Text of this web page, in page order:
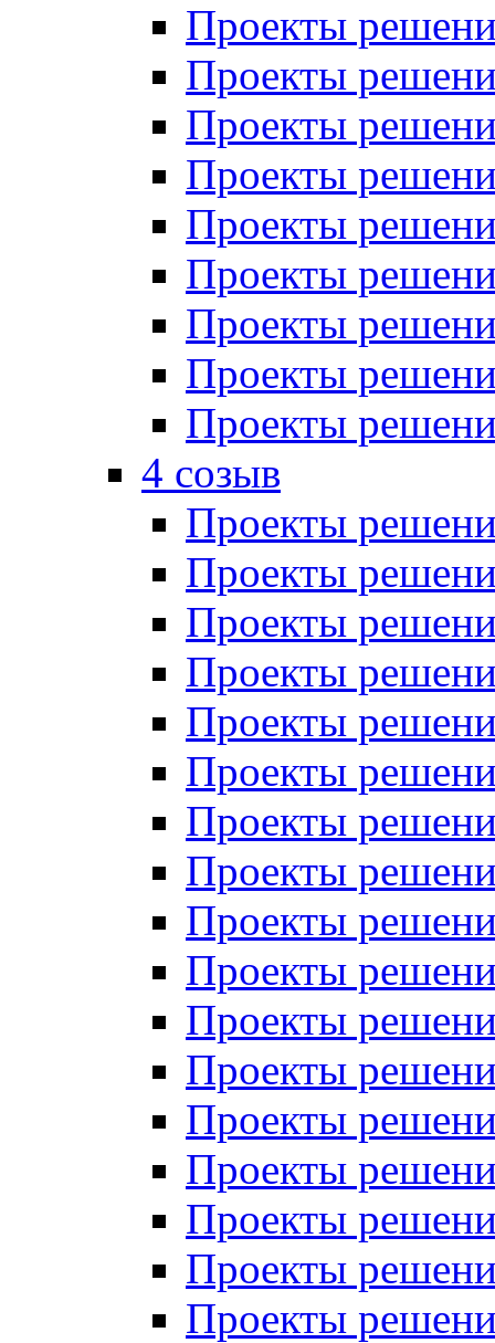
Проекты
Проекты
Проекты
Проекты
Проекты
Проекты
Проекты
Проекты
Проекты
4 созыв
Проекты
Проекты
Проекты
Проекты
Проекты
Проекты
Проекты
Проекты
Проекты
Проекты
Проекты
Проекты
Проекты
Проекты
Проекты
Проекты
Проекты